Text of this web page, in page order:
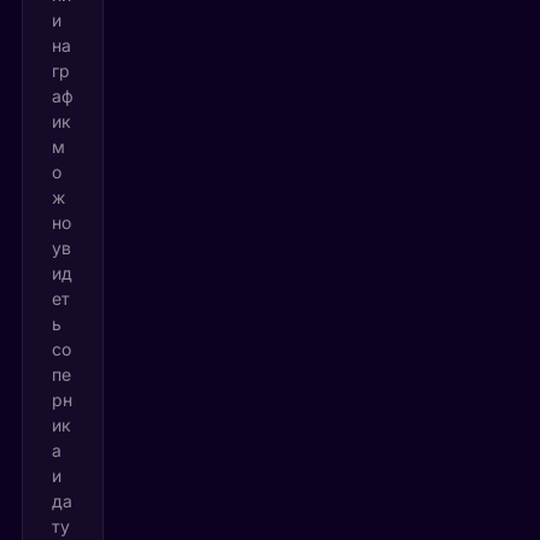
и
на
гр
аф
ик
м
о
ж
но
ув
ид
ет
ь
со
пе
рн
ик
а
и
да
ту